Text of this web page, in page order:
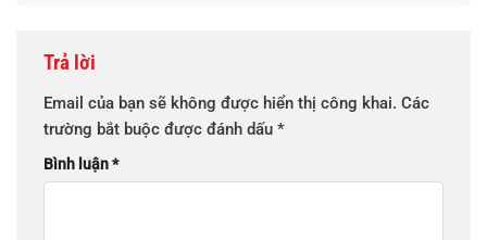
Trả lời
Email của bạn sẽ không được hiển thị công khai. Các
trường bắt buộc được đánh dấu *
Bình luận*